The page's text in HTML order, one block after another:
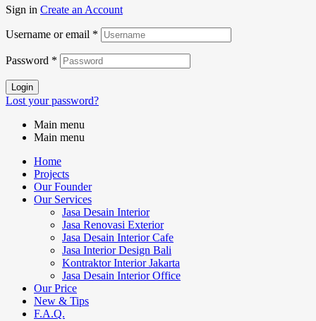
Sign in Create an Account
Username or email *
Password *
Login
Lost your password?
Main menu
Main menu
Home
Projects
Our Founder
Our Services
Jasa Desain Interior
Jasa Renovasi Exterior
Jasa Desain Interior Cafe
Jasa Interior Design Bali
Kontraktor Interior Jakarta
Jasa Desain Interior Office
Our Price
New & Tips
F.A.Q.